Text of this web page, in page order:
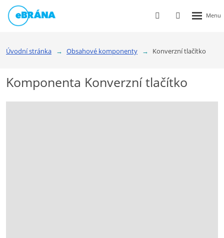
Vyhledávání
Přihlášení
zóny
Úvodní stránka Obsahové komponenty Konverzní tlačítko
Komponenta Konverzní tlačítko